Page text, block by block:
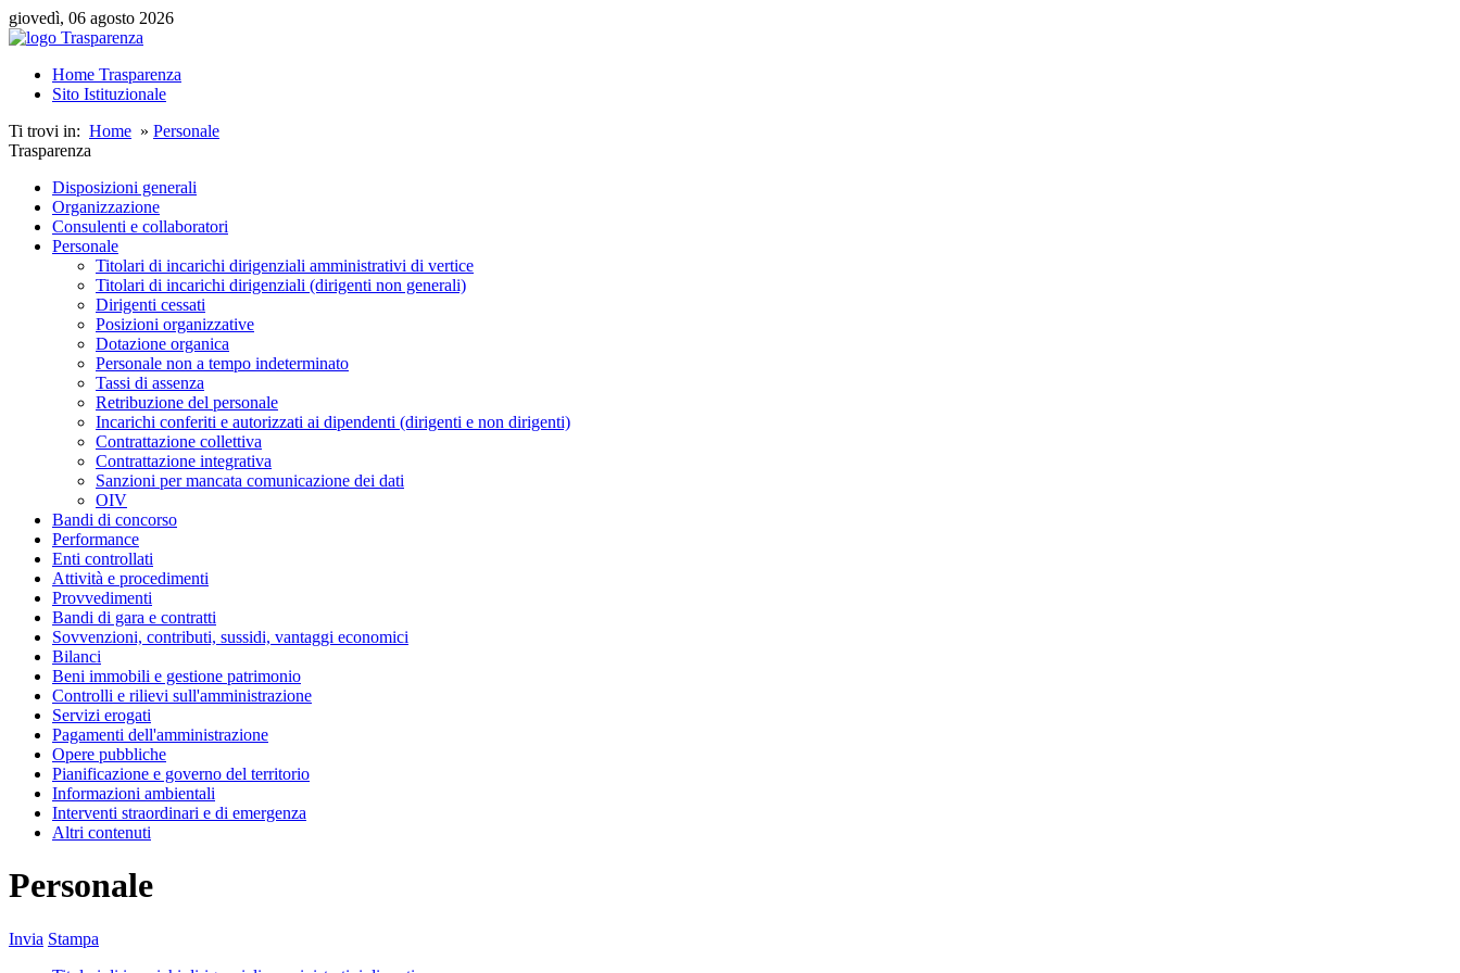
giovedì, 06 agosto 2026
Home Trasparenza
Sito Istituzionale
Ti trovi in: Home » Personale
Trasparenza
Disposizioni generali
Organizzazione
Consulenti e collaboratori
Personale
Titolari di incarichi dirigenziali amministrativi di vertice
Titolari di incarichi dirigenziali (dirigenti non generali)
Dirigenti cessati
Posizioni organizzative
Dotazione organica
Personale non a tempo indeterminato
Tassi di assenza
Retribuzione del personale
Incarichi conferiti e autorizzati ai dipendenti (dirigenti e non dirigenti)
Contrattazione collettiva
Contrattazione integrativa
Sanzioni per mancata comunicazione dei dati
OIV
Bandi di concorso
Performance
Enti controllati
Attività e procedimenti
Provvedimenti
Bandi di gara e contratti
Sovvenzioni, contributi, sussidi, vantaggi economici
Bilanci
Beni immobili e gestione patrimonio
Controlli e rilievi sull'amministrazione
Servizi erogati
Pagamenti dell'amministrazione
Opere pubbliche
Pianificazione e governo del territorio
Informazioni ambientali
Interventi straordinari e di emergenza
Altri contenuti
Personale
Invia Stampa